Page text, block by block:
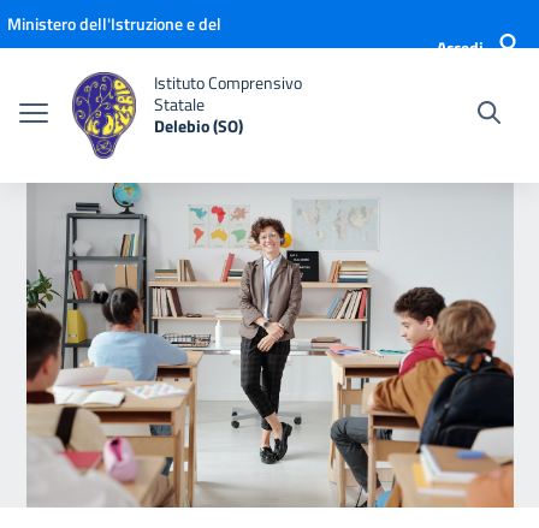
Vai ai contenuti
Vai al menu di navigazione
Vai al footer
Ministero dell'Istruzione e del
Accedi
Istituto Comprensivo
Statale
Delebio (SO)